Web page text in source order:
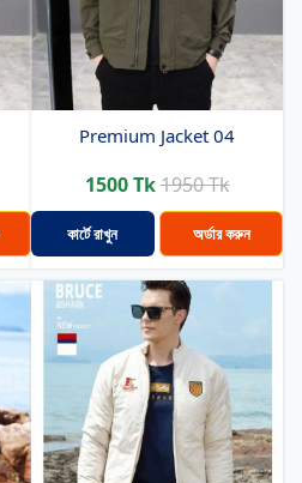
Premium Jacket 04
1500 Tk1950 Tk
কার্টে রাখুন অর্ডার করুন